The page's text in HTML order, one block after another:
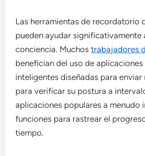
Las herramientas de recordatorio
pueden ayudar significativamente
conciencia. Muchostrabajadores
benefician del uso de
inteligentes diseñadas para
para verificar su postura a
aplicaciones populares a menudo
funciones para rastrear el
tiempo.